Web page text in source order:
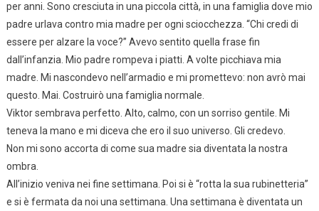
per anni. Sono cresciuta in una piccola città, in una famiglia dove mio
padre urlava contro mia madre per ogni sciocchezza. “Chi credi di
essere per alzare la voce?” Avevo sentito quella frase fin
dall’infanzia. Mio padre rompeva i piatti. A volte picchiava mia
madre. Mi nascondevo nell’armadio e mi promettevo: non avrò mai
questo. Mai. Costruirò una famiglia normale.
Viktor sembrava perfetto. Alto, calmo, con un sorriso gentile. Mi
teneva la mano e mi diceva che ero il suo universo. Gli credevo.
Non mi sono accorta di come sua madre sia diventata la nostra
ombra.
All’inizio veniva nei fine settimana. Poi si è “rotta la sua rubinetteria”
e si è fermata da noi una settimana. Una settimana è diventata un